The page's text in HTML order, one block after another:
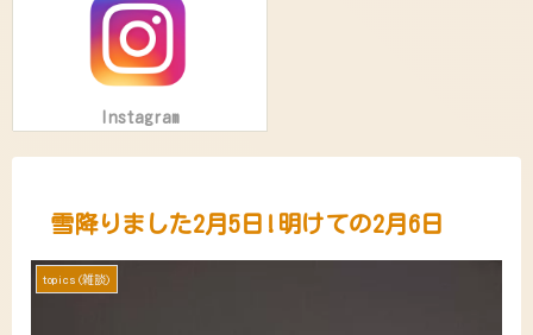
Instagram
雪降りました2月5日!明けての2月6日
topics(雑談)